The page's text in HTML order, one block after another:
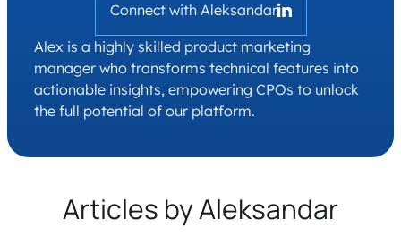
Connect with Aleksandar
Alex is a highly skilled product marketing
manager who transforms technical features into
actionable insights, empowering CPOs to unlock
the full potential of our platform.
Articles by Aleksandar